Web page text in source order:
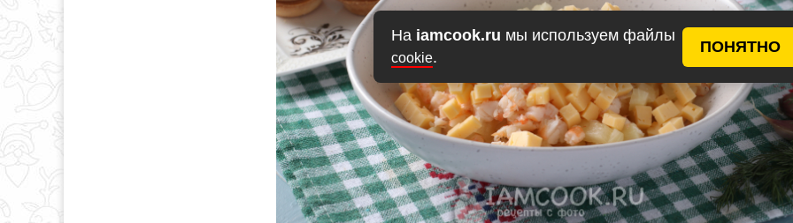
На iamcook.ru мы используем файлы
cookie.
ПОНЯТНО